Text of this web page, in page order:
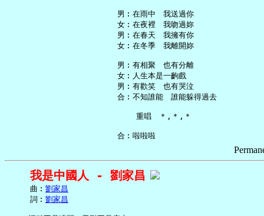
   男︰在雨中　我送過你
   女︰在夜裡　我吻過妳
   男︰在春天　我擁有你
   女︰在冬季　我離開妳
   男︰有相聚　也有分離
   女︰人生本是一齣戲
   男︰有歡笑　也有哭泣
   合︰不知誰能　誰能躲得過去
       重唱　＊,＊,＊
我是中國人 - 劉家昌
     曲︰
劉家昌
     詞︰
劉家昌